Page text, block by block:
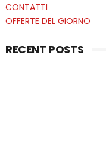
CONTATTI
OFFERTE DEL GIORNO
RECENT POSTS